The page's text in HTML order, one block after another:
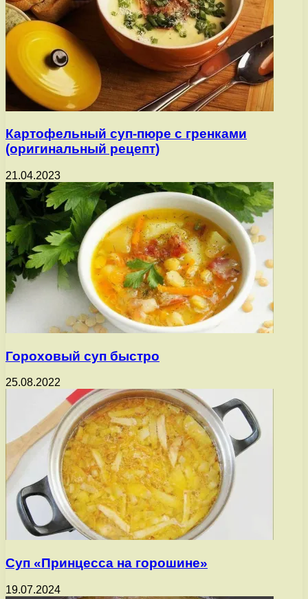
Картофельный суп-пюре с гренками
(оригинальный рецепт)
21.04.2023
Гороховый суп быстро
25.08.2022
Суп «Принцесса на горошине»
19.07.2024